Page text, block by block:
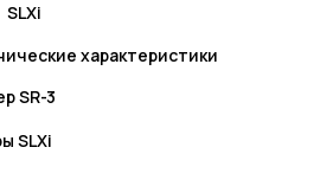
SLXi
характеристики
SR-3
SLXi